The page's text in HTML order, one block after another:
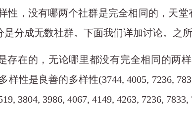
性，没有哪两个社群是完全相同的，天
分成无数社群。下面我们详加讨论。之
存在的，无论哪里都没有完全相同的两
样性是良善的多样性(3744, 4005, 7236,
3804, 3986, 4067, 4149, 4263, 7236,